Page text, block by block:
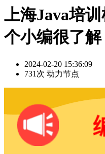
上海Java培
个小编很了解
2024-02-20 15:36:09
731次 动力节点